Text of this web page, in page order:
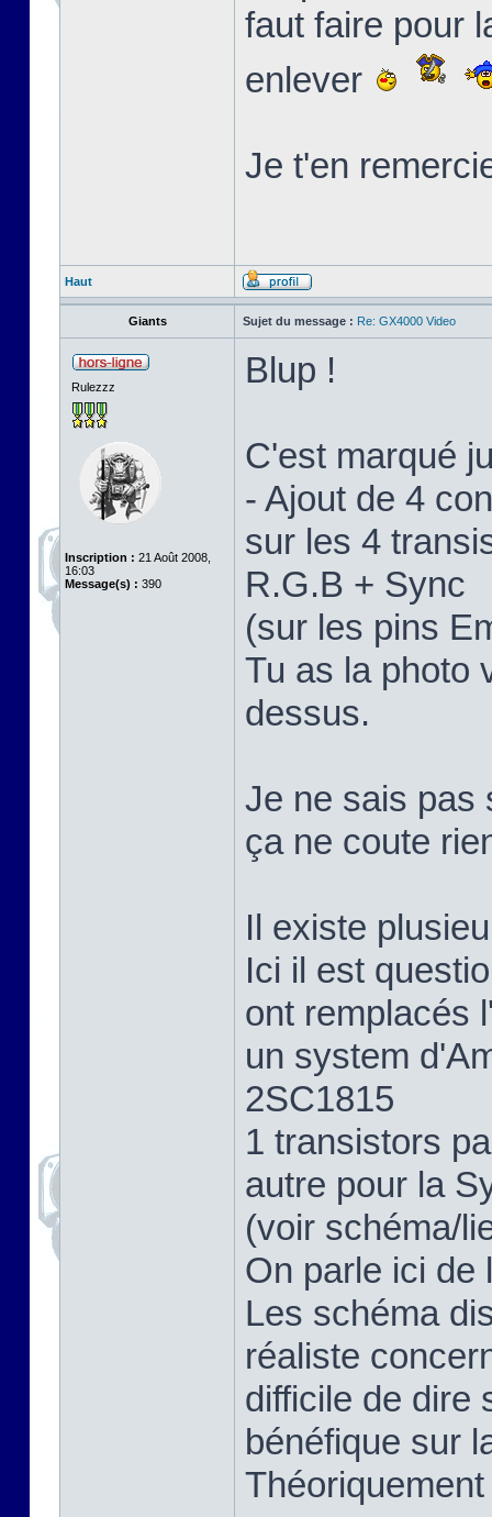
faut faire pour
enlever
Je t'en
Haut
Giants Sujet du message : Re: GX4000 Video
Rulezzz
Inscription : 21 Août 2008,
16:03
Message(s) : 390
Blup !
C'est marqué
- Ajout de 4
sur les 4
R.G.B + Sync
(sur les pins
Tu as la photo
dessus.
Je ne sais pas
ça ne coute
Il existe
Ici il est
ont remplacés
un system
2SC1815
1 transistors
autre pour la
(voir schéma/
On parle ici de
Les schéma
réaliste
difficile de dire
bénéfique sur